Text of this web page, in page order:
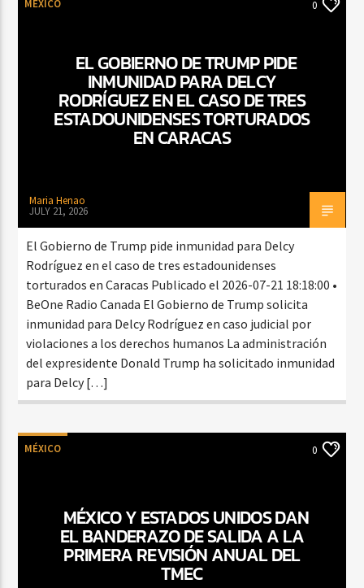
MÉXICO 0
EL GOBIERNO DE TRUMP PIDE
INMUNIDAD PARA DELCY
RODRÍGUEZ EN EL CASO DE TRES
ESTADOUNIDENSES TORTURADOS
EN CARACAS
Maria Henao
JULY 21, 2026
El Gobierno de Trump pide inmunidad para Delcy
Rodríguez en el caso de tres estadounidenses
torturados en Caracas Publicado el 2026-07-21 18:18:00 •
BeOne Radio Canada El Gobierno de Trump solicita
inmunidad para Delcy Rodríguez en caso judicial por
violaciones a los derechos humanos La administración
del expresidente Donald Trump ha solicitado inmunidad
para Delcy […]
MÉXICO 0
MÉXICO Y ESTADOS UNIDOS DAN
EL BANDERAZO DE SALIDA A LA
PRIMERA REVISIÓN ANUAL DEL
TMEC